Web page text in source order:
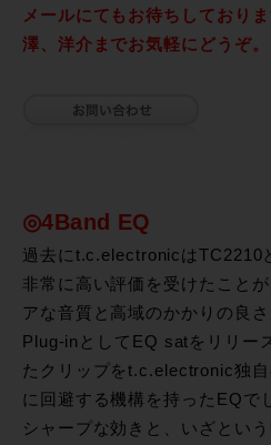
メールにてもお待ちしており
澤、洋介までお気軽にどうぞ。
◎4Band EQ
過去にt.c.electronicはTC2210
非常に高い評価を受けたこと
アな音質と高域のかかりの良
Plug-inとしてEQ satをリリー
たクリップをt.c.electronic独
に回避する機構を持ったEQで
シャープな効きと、いざとい